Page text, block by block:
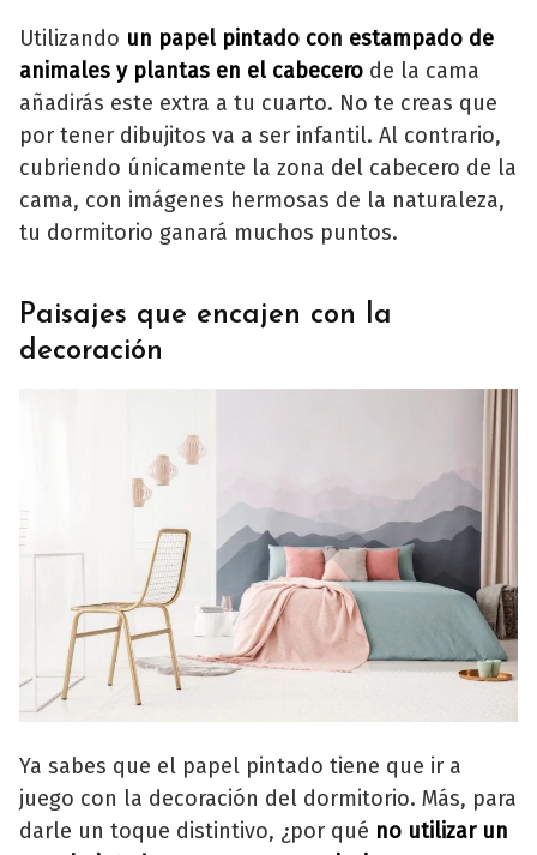
Utilizando un papel pintado con estampado de
animales y plantas en el cabecero de la cama
añadirás este extra a tu cuarto. No te creas que
por tener dibujitos va a ser infantil. Al contrario,
cubriendo únicamente la zona del cabecero de la
cama, con imágenes hermosas de la naturaleza,
tu dormitorio ganará muchos puntos.
Paisajes que encajen con la
decoración
Ya sabes que el papel pintado tiene que ir a
juego con la decoración del dormitorio. Más, para
darle un toque distintivo, ¿por qué no utilizar un